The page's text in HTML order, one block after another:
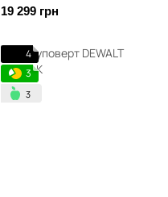
19 299 грн
4
3